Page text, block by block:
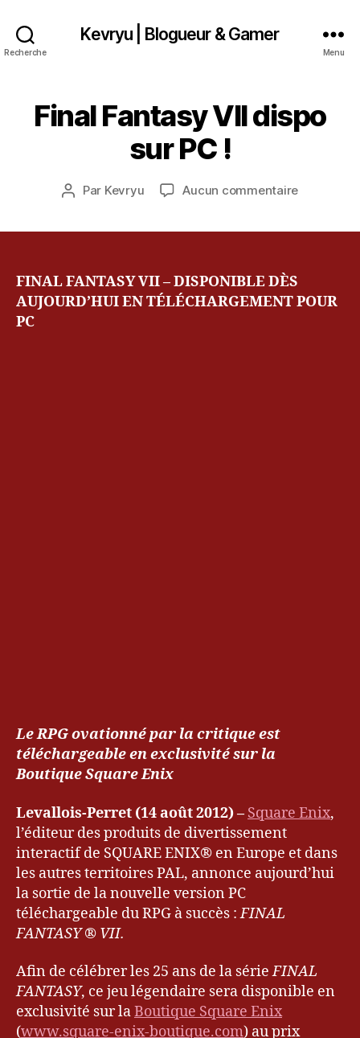
Recherche
Kevryu | Blogueur & Gamer
Menu
Catégories
Final Fantasy VII dispo
sur PC !
Auteur
Par Kevryu
1
4
a
o
t
Aucun commentairesur
PC
FINAL FANTASY VII – DISPONIBLE DÈS
AUJOURD’HUI EN TÉLÉCHARGEMENT POUR
PC
Le RPG ovationné par la critique est
téléchargeable en exclusivité sur la
Boutique Square Enix
Levallois-Perret (14 août 2012) – Square Enix,
l’éditeur des produits de divertissement
interactif de SQUARE ENIX® en Europe et dans
les autres territoires PAL, annonce aujourd’hui
la sortie de la nouvelle version PC
téléchargeable du RPG à succès :FINAL
FANTASY® VII.
Afin de célébrer les 25 ans de la sérieFINAL
FANTASY, ce jeu légendaire sera disponible en
exclusivité sur laBoutique Square Enix
(www.square-enix-boutique.com) au prix